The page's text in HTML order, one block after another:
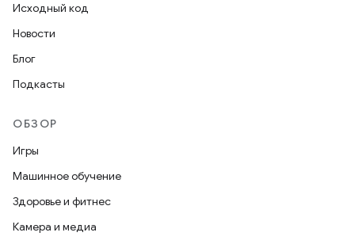
Исходный код
Новости
Блог
Подкасты
ОБЗОР
Игры
Машинное обучение
Здоровье и фитнес
Камера и медиа